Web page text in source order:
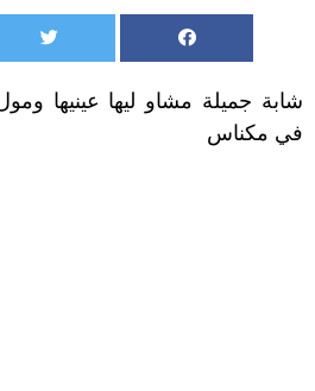
شابة جميلة مشاو ليها عينيها
في مكناس